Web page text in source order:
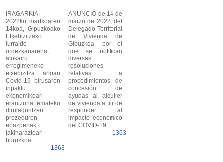
IRAGARKIA,
2022ko martxoaren
14koa, Gipuzkoako
Etxebizitzako
lurralde-
ordezkariarena,
alokairu
erregimeneko
etxebizitza arloan
Covid-19 birusaren
inpaktu
ekonomikoari
erantzuna emateko
dirulaguntzen
prozeduren
ebazpenak
jakinarazteari
buruzkoa.
1363
ANUNCIO de 14 de
marzo de 2022, del
Delegado Territorial
de Vivienda de
Gipuzkoa, por el
que se notifican
diversas
resoluciones
relativas a
procedimientos de
concesión de
ayudas al alquiler
de vivienda a fin de
responder al
impacto económico
del COVID-19.
1363